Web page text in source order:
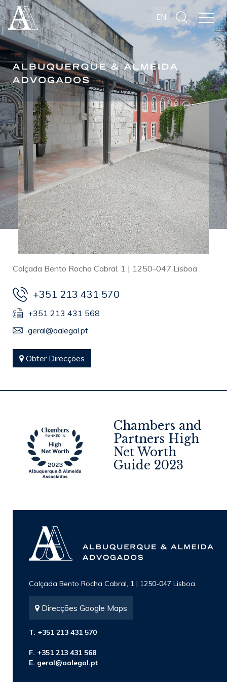
Albuquerque
& Almeida
Advogados
EN
Calçada Bento Rocha Cabral, 1 | 1250-047 Lisboa
+351 213 431 570
+351 213 431 568
geral@aalegal.pt
Obter Direcções
Chambers and
Partners High
Net Worth
Guide 2023
Calçada Bento Rocha Cabral, 1 | 1250-047 Lisboa
Direcções Google Maps
T. +351 213 431 570
F. +351 213 431 568
E. geral@aalegal.pt